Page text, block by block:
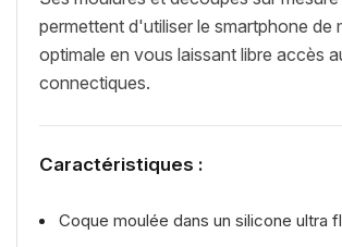
permettent d'utiliser le smartphone de
optimale en vous laissant libre accès
connectiques.
Caractéristiques :
Coque moulée dans un silicone ultra